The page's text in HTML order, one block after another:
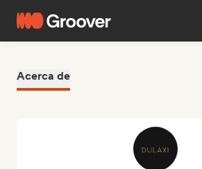
Acerca de